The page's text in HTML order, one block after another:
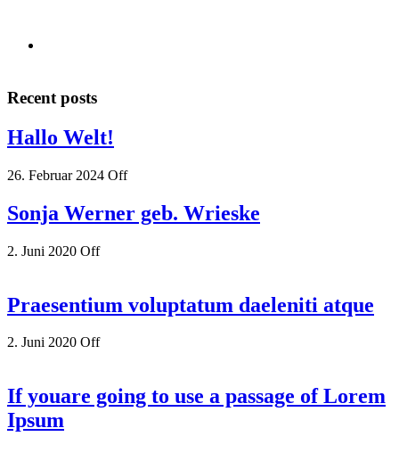
Recent posts
Hallo Welt!
26. Februar 2024 Off
Sonja Werner geb. Wrieske
2. Juni 2020 Off
Praesentium voluptatum daeleniti atque
2. Juni 2020 Off
If youare going to use a passage of Lorem
Ipsum